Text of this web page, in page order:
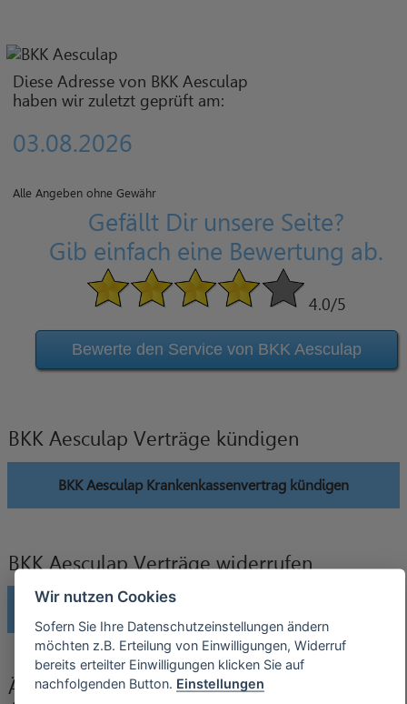
Diese Adresse von BKK Aesculap
haben wir zuletzt geprüft am:
03.08.2026
Alle Angeben ohne Gewähr
Gefällt Dir unsere Seite?
Gib einfach eine Bewertung ab.
4.0/5
Bewerte den Service von BKK Aesculap
BKK Aesculap Verträge kündigen
BKK Aesculap Krankenkassenvertrag kündigen
BKK Aesculap Verträge widerrufen
Änderung der Bankverbindung an BKK
Wir nutzen Cookies
Sofern Sie Ihre Datenschutzeinstellungen ändern
möchten z.B. Erteilung von Einwilligungen, Widerruf
bereits erteilter Einwilligungen klicken Sie auf
nachfolgenden Button. Einstellungen